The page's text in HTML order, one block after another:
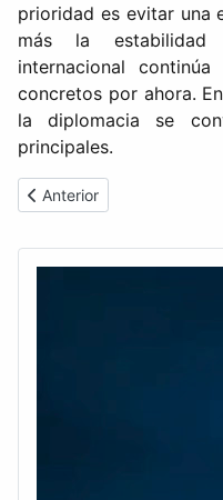
prioridad es evitar una
más la estabilidad
internacional
concretos por ahora.
la diplomacia se
principales.
Artículo anterior: Irán
Anterior